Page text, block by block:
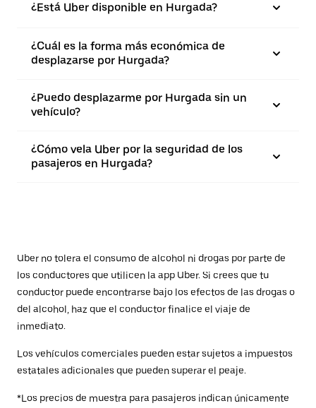
¿Está Uber disponible en Hurgada?
¿Cuál es la forma más económica de
desplazarse por Hurgada?
¿Puedo desplazarme por Hurgada sin un
vehículo?
¿Cómo vela Uber por la seguridad de los
pasajeros en Hurgada?
Uber no tolera el consumo de alcohol ni drogas por parte de
los conductores que utilicen la app Uber. Si crees que tu
conductor puede encontrarse bajo los efectos de las drogas o
del alcohol, haz que el conductor finalice el viaje de
inmediato.
Los vehículos comerciales pueden estar sujetos a impuestos
estatales adicionales que pueden superar el peaje.
*Los precios de muestra para pasajeros indican únicamente